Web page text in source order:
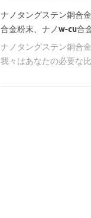
ナノタングステン銅合
合金粉末、ナノw-cu合
ナノタングステン銅合
我々はあなたの必要な